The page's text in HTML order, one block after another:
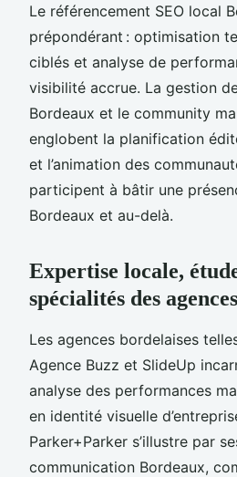
Le référencement SEO local
prépondérant : optimisation
ciblés et analyse de
visibilité accrue. La gestion
Bordeaux et le community
englobent la planification
et l’animation des
participent à bâtir une
Bordeaux et au-delà.
Expertise locale,
spécialités des
Les agences bordelaises
Agence Buzz et SlideUp
analyse des performances
en identité visuelle
Parker+Parker s’illustre par
communication Bordeaux,